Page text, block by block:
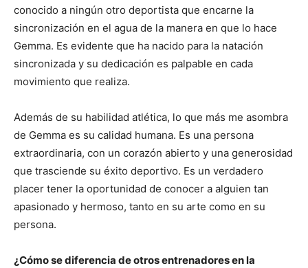
conocido a ningún otro deportista que encarne la
sincronización en el agua de la manera en que lo hace
Gemma. Es evidente que ha nacido para la natación
sincronizada y su dedicación es palpable en cada
movimiento que realiza.
Además de su habilidad atlética, lo que más me asombra
de Gemma es su calidad humana. Es una persona
extraordinaria, con un corazón abierto y una generosidad
que trasciende su éxito deportivo. Es un verdadero
placer tener la oportunidad de conocer a alguien tan
apasionado y hermoso, tanto en su arte como en su
persona.
¿Cómo se diferencia de otros entrenadores en la